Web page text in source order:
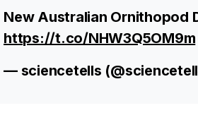
New Australian Ornithopod
https://t.co/NHW3Q5OM9m
— sciencetells